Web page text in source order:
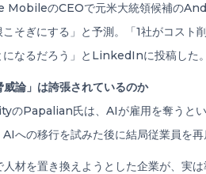
MobileのCEOで元米大統領候補の
こそぎにする」と予測。「1社がコスト
になるだろう」とLinkedInに投稿した。
威論」は誇張されているのか
のPapalian氏は、AIが雇用を奪うとい
AIへの移行を試みた後に結局従業員を再
人材を置き換えようとした企業が、実